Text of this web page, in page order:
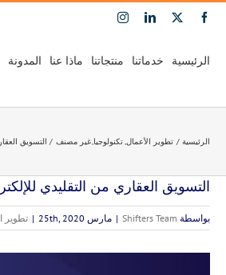
Skip
Facebook
X
LinkedIn
Instagram
الرئيسية خدماتنا منتجاتنا ماذا عنا المدونة
الرئيسية تطوير الأعمال تكنولوجيا غير مصنف التسويق
التسويق العقاري من التقليدي
بواسطة Shifters Team
| مارس 25th, 2020 | تطوير